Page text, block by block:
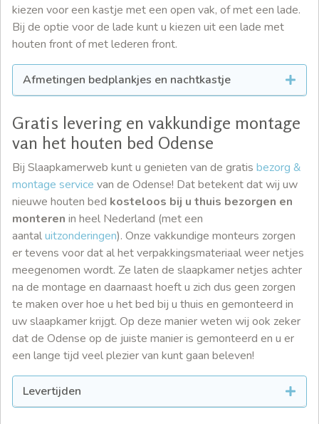
kiezen voor een kastje met een open vak, of met een lade.
Bij de optie voor de lade kunt u kiezen uit een lade met
houten front of met lederen front.
Afmetingen bedplankjes en nachtkastje
Gratis levering en vakkundige montage
van het houten bed Odense
Bij Slaapkamerweb kunt u genieten van de gratis bezorg &
montage service van de Odense! Dat betekent dat wij uw
nieuwe houten bed kosteloos bij u thuis bezorgen en
monteren in heel Nederland (met een
aantaluitzonderingen). Onze vakkundige monteurs zorgen
er tevens voor dat al het verpakkingsmateriaal weer netjes
meegenomen wordt. Ze laten de slaapkamer netjes achter
na de montage en daarnaast hoeft u zich dus geen zorgen
te maken over hoe u het bed bij u thuis en gemonteerd in
uw slaapkamer krijgt. Op deze manier weten wij ook zeker
dat de Odense op de juiste manier is gemonteerd en u er
een lange tijd veel plezier van kunt gaan beleven!
Levertijden